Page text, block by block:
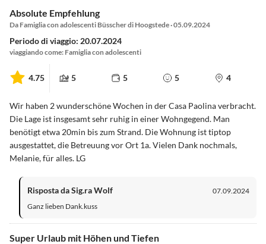
Absolute Empfehlung
Da Famiglia con adolescenti Büsscher di Hoogstede · 05.09.2024
Periodo di viaggio: 20.07.2024
viaggiando come: Famiglia con adolescenti
4.75 5 5 5 4
Wir haben 2 wunderschöne Wochen in der Casa Paolina verbracht.
Die Lage ist insgesamt sehr ruhig in einer Wohngegend. Man
benötigt etwa 20min bis zum Strand. Die Wohnung ist tiptop
ausgestattet, die Betreuung vor Ort 1a. Vielen Dank nochmals,
Melanie, für alles. LG
Risposta da Sig.ra Wolf
07.09.2024
Ganz lieben Dank.kuss
Super Urlaub mit Höhen und Tiefen